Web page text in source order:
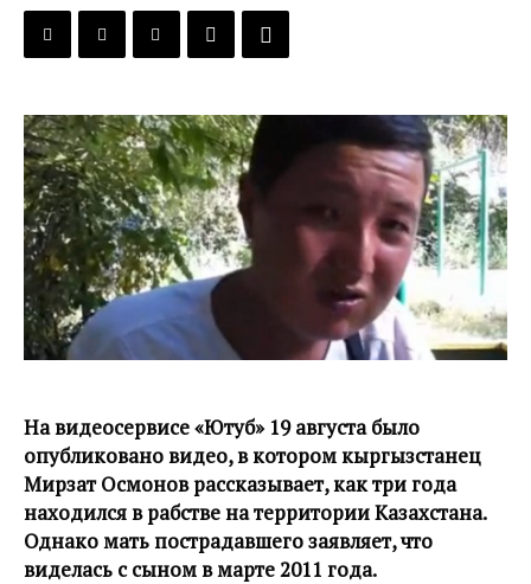
Кыргызстана
На видеосервисе «Ютуб» 19 августа было
опубликовано видео, в котором кыргызстанец
Мирзат Осмонов рассказывает, как три года
находился в рабстве на территории Казахстана.
Однако мать пострадавшего заявляет, что
виделась с сыном в марте 2011 года.